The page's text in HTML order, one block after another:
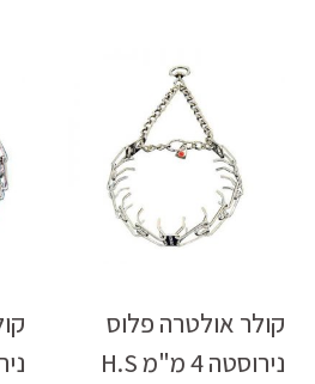
קולר אולטרה פלוס
נירוסטה 4 מ"מ H.S